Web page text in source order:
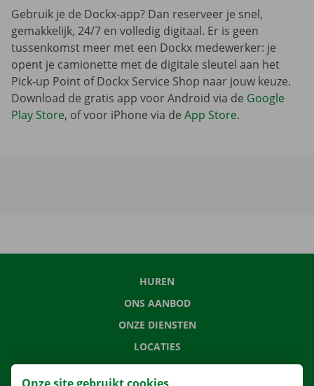
Gebruik je de Dockx-app? Dan reserveer je snel,
gemakkelijk, 24/7 en volledig digitaal. Er is geen
tussenkomst meer met een Dockx medewerker: je
opent je camionette met de digitale sleutel aan het
Pick-up Point of Dockx Service Shop naar jouw keuze.
Download de gratis app voor Android via de Google
Play Store, of voor iPhone via de App Store.
HUREN
ONS AANBOD
ONZE DIENSTEN
LOCATIES
APP